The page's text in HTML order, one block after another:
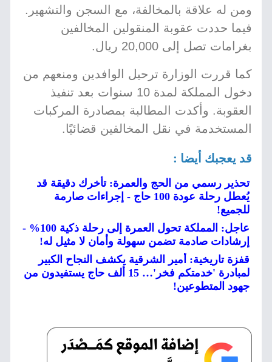
ومن له علاقة بالمخالفة، مع السجن والتشهير.
فيما حددت عقوبة المنقولين المخالفين
بغرامات تصل إلى 20,000 ريال.
كما قررت الوزارة ترحيل الوافدين ومنعهم من
دخول المملكة لمدة 10 سنوات بعد تنفيذ
العقوبة. وأكدت المطالبة بمصادرة المركبات
المستخدمة في نقل المخالفين قضائيًا.
قد يعجبك أيضا :
تحذير رسمي من الحج والعمرة: تأخرك دقيقة قد
يُعطل رحلة عودة 100 حاج - إجراءات صارمة
للجميع!
عاجل: المملكة تحول العمرة إلى رحلة ذكية 100% -
إرشادات صادمة تضمن سهولة وأمان لا مثيل له!
قفزة تاريخية: أمير الشرقية يكشف النجاح الكبير
لمبادرة 'خدمتكم فخر'… 15 ألف حاج يستفيدون من
جهود المتطوعين!